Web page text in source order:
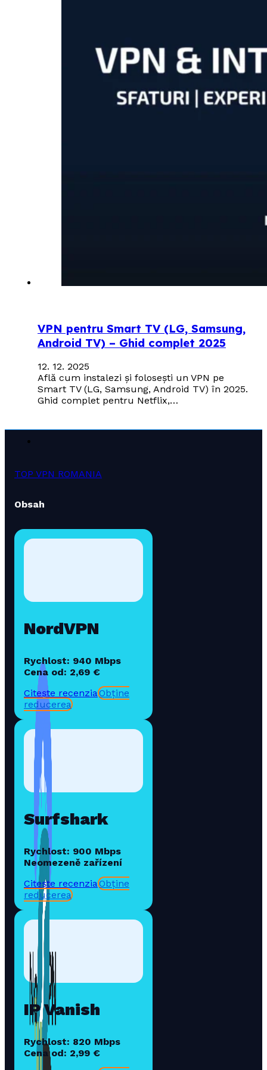
VPN pentru Smart TV (LG, Samsung,
Android TV) – Ghid complet 2025
12. 12. 2025
Află cum instalezi și folosești un VPN pe
Smart TV (LG, Samsung, Android TV) în 2025.
Ghid complet pentru Netflix,…
TOP VPN ROMANIA
Obsah
NordVPN
Rychlost: 940 Mbps
Cena od: 2,69 €
Citește recenziaObține
reducerea
Surfshark
Rychlost: 900 Mbps
Neomezeně zařízení
Citește recenziaObține
reducerea
IP Vanish
Rychlost: 820 Mbps
Cena od: 2,99 €